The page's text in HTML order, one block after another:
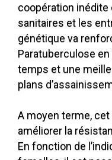
coopération
sanitaires et les
génétique va
Paratuberculose
temps et une
plans
A moyen terme,
améliorer la
En fonction de